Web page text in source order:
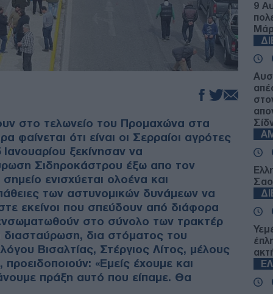
στο τελωνείο του Προμαχώνα στα
φαίνεται ότι είναι οι Σερραίοι αγρότες
ξεκίνησαν να
Σιδηροκάστρου έξω απο τον
ενισχύεται ολοένα και
των αστυνομικών δυνάμεων να
εκείνοι που σπεύδουν από διάφορα
στο σύνολο των τρακτέρ
διασταύρωση, δια στόματος του
Βισαλτίας, Στέργιος Λίτος, μέλους
«Εμείς έχουμε και
πράξη αυτό που είπαμε. Θα
9